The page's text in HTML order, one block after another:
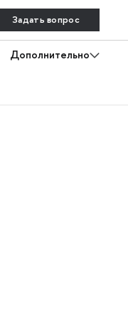
Задать вопрос
Дополнительно